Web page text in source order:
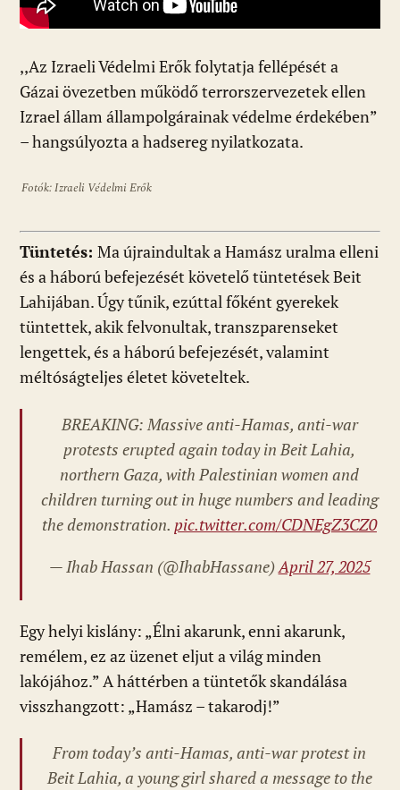
,,Az Izraeli Védelmi Erők folytatja fellépését a
Gázai övezetben működő terrorszervezetek ellen
Izrael állam állampolgárainak védelme érdekében”
– hangsúlyozta a hadsereg nyilatkozata.
Fotók: Izraeli Védelmi Erők
Tüntetés: Ma újraindultak a Hamász uralma elleni
és a háború befejezését követelő tüntetések Beit
Lahijában. Úgy tűnik, ezúttal főként gyerekek
tüntettek, akik felvonultak, transzparenseket
lengettek, és a háború befejezését, valamint
méltóságteljes életet követeltek.
BREAKING: Massive anti-Hamas, anti-war
protests erupted again today in Beit Lahia,
northern Gaza, with Palestinian women and
children turning out in huge numbers and leading
the demonstration. pic.twitter.com/CDNEgZ3CZ0
— Ihab Hassan (@IhabHassane)April 27, 2025
Egy helyi kislány: „Élni akarunk, enni akarunk,
remélem, ez az üzenet eljut a világ minden
lakójához.” A háttérben a tüntetők skandálása
visszhangzott: „Hamász – takarodj!”
From today’s anti-Hamas, anti-war protest in
Beit Lahia, a young girl shared a message to the